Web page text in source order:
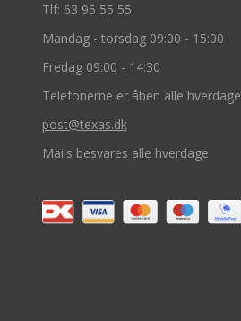
Tlf: 63 95 55 55
Mandag - torsdag 09:00 - 15:00
Fredag 09:00 - 14:30
Telefonerne er åben alle hverdage
post@texas.dk
Mails besvares alle hverdage